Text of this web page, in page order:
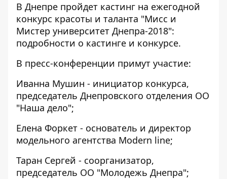
В Днепре пройдет кастинг на ежегодной
конкурс красоты и таланта "Мисс и
Мистер университет Днепра-2018":
подробности о кастинге и конкурсе.
В пресс-конференции примут участие:
Иванна Мушин - инициатор конкурса,
председатель Днепровского отделения ОО
"Наша дело";
Елена Форкет - основатель и директор
модельного агентства Modern line;
Таран Сергей - соорганизатор,
председатель ОО "Молодежь Днепра";